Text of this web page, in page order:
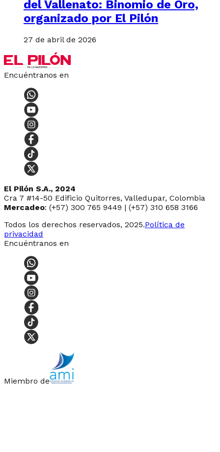
del Vallenato: Binomio de Oro,
organizado por El Pilón
27 de abril de 2026
Encuéntranos en
El Pilón S.A., 2024
Cra 7 #14-50 Edificio Quitorres, Valledupar, Colombia
Mercadeo: (+57) 300 765 9449 | (+57) 310 658 3166
Todos los derechos reservados, 2025.Política de
privacidad
Encuéntranos en
Miembro de